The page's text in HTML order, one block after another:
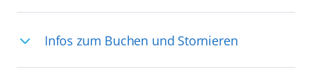
Deutschsprachige Reiseleiter:innen sind
in vielen Regionen verfügbar, aber in
Infos zum Buchen und Stornieren